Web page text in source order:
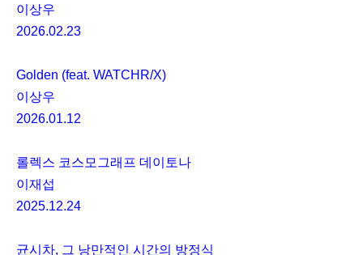
이상우
2026.02.23
Golden (feat. WATCHR/X)
이상우
2026.01.12
롤렉스 코스모그래프 데이토나
이재섭
2025.12.24
균시차, 그 낭만적인 시간의 방정식